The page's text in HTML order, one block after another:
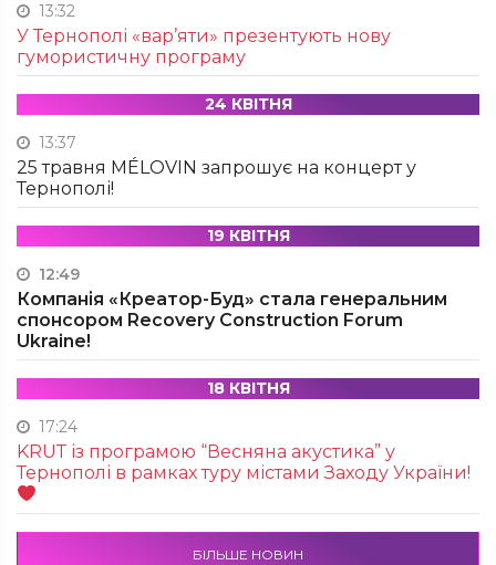
13:32
У Тернополі «вар’яти» презентують нову
гумористичну програму
24 КВІТНЯ
13:37
25 травня MÉLOVIN запрошує на концерт у
Тернополі!
19 КВІТНЯ
12:49
Компанія «Креатор-Буд» стала генеральним
спонсором Recovery Construction Forum
Ukraine!
18 КВІТНЯ
17:24
KRUТ із програмою “Весняна акустика” у
Тернополі в рамках туру містами Заходу України!
БІЛЬШЕ НОВИН